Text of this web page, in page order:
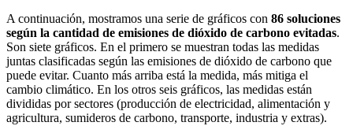
A continuación, mostramos una serie de gráficos con 86 soluciones
según la cantidad de emisiones de dióxido de carbono evitadas.
Son siete gráficos. En el primero se muestran todas las medidas
juntas clasificadas según las emisiones de dióxido de carbono que
puede evitar. Cuanto más arriba está la medida, más mitiga el
cambio climático. En los otros seis gráficos, las medidas están
divididas por sectores (producción de electricidad, alimentación y
agricultura, sumideros de carbono, transporte, industria y extras).